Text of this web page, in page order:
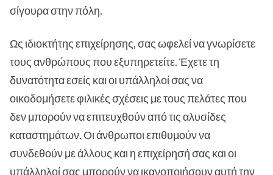
σίγουρα στην πόλη.
Ως ιδιοκτήτης επιχείρησης, σας ωφελεί να γνωρίσετε
τους ανθρώπους που εξυπηρετείτε. Έχετε τη
δυνατότητα εσείς και οι υπάλληλοί σας να
οικοδομήσετε φιλικές σχέσεις με τους πελάτες που
δεν μπορούν να επιτευχθούν από τις αλυσίδες
καταστημάτων. Οι άνθρωποι επιθυμούν να
συνδεθούν με άλλους και η επιχείρησή σας και οι
υπάλληλοί σας μπορούν να ικανοποιήσουν αυτή την